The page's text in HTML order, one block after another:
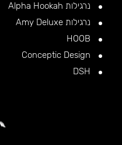
נרגילות Alpha Hookah
נרגילות Amy Deluxe